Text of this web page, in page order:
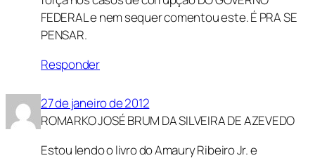
FEDERAL e nem sequer comentou este. É PRA SE
PENSAR.
Responder
27 de janeiro de 2012
ROMARKO JOSÉ BRUM DA SILVEIRA DE AZEVEDO
Estou lendo o livro do Amaury Ribeiro Jr. e